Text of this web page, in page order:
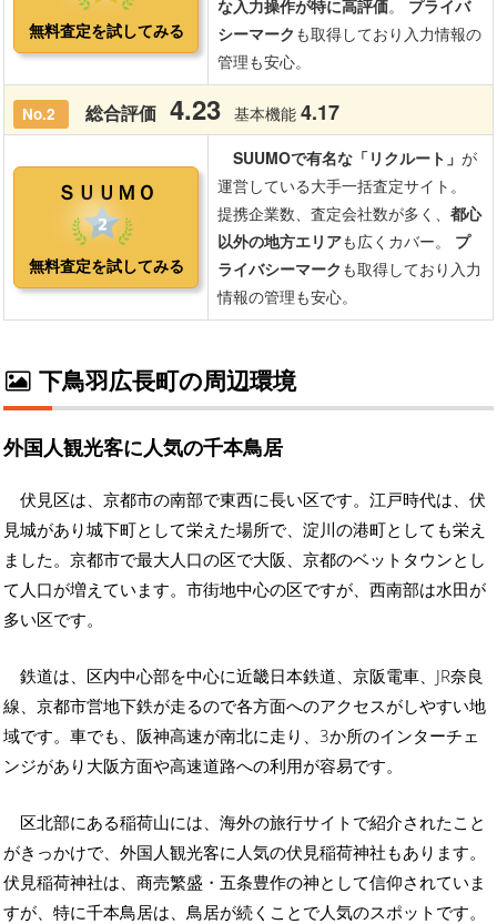
下鳥羽広長町の周辺環境
外国人観光客に人気の千本鳥居
伏見区は、京都市の南部で東西に長い区です。江戸時代は、伏
見城があり城下町として栄えた場所で、淀川の港町としても栄え
ました。京都市で最大人口の区で大阪、京都のベットタウンとし
て人口が増えています。市街地中心の区ですが、西南部は水田が
多い区です。
鉄道は、区内中心部を中心に近畿日本鉄道、京阪電車、JR奈良
線、京都市営地下鉄が走るので各方面へのアクセスがしやすい地
域です。車でも、阪神高速が南北に走り、3か所のインターチェ
ンジがあり大阪方面や高速道路への利用が容易です。
区北部にある稲荷山には、海外の旅行サイトで紹介されたこと
がきっかけで、外国人観光客に人気の伏見稲荷神社もあります。
伏見稲荷神社は、商売繁盛・五条豊作の神として信仰されていま
すが、特に千本鳥居は、鳥居が続くことで人気のスポットです。